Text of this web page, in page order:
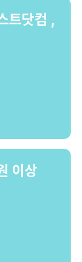
트닷컴 ,
이상